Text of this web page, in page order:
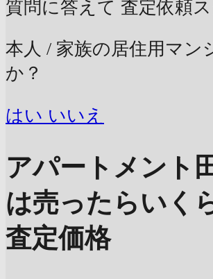
質問に答えて 査定依頼
本人 / 家族の居住用マン
か？
はい いいえ
アパートメント
は売ったらいく
査定価格